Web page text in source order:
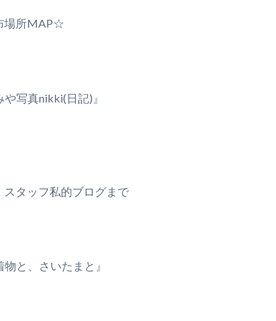
場所MAP☆
写真nikki(日記)』
タッフ私的ブログまで
と、さいたまと』